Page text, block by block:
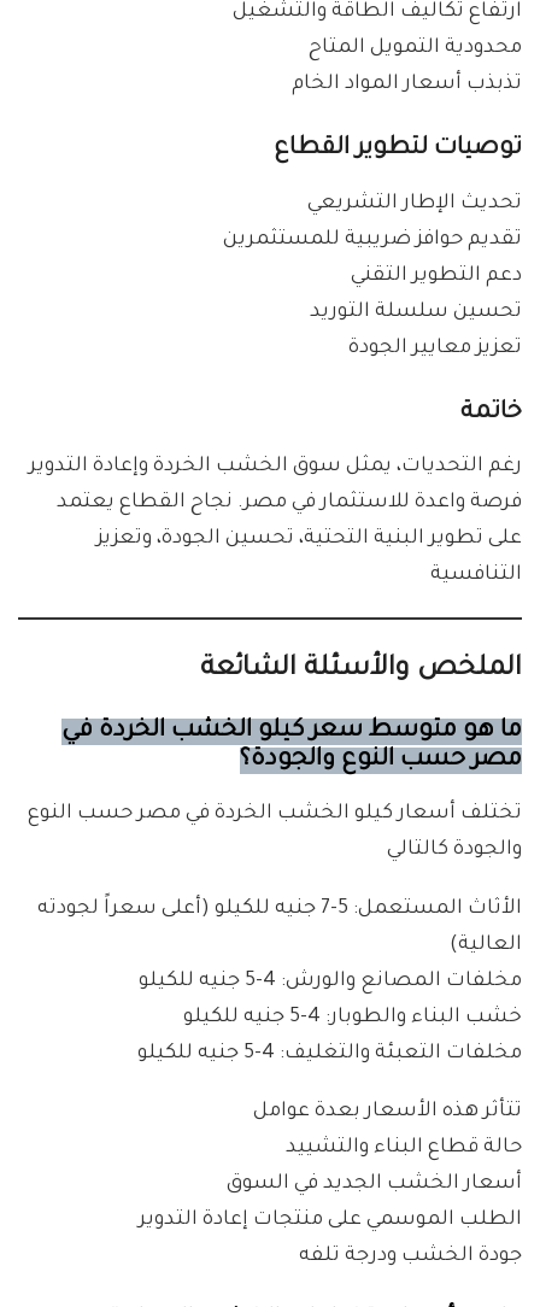
ارتفاع تكاليف الطاقة والتشغيل
محدودية التمويل المتاح
تذبذب أسعار المواد الخام
توصيات لتطوير القطاع
تحديث الإطار التشريعي
تقديم حوافز ضريبية للمستثمرين
دعم التطوير التقني
تحسين سلسلة التوريد
تعزيز معايير الجودة
خاتمة
رغم التحديات، يمثل سوق الخشب الخردة وإعادة التدوير
فرصة واعدة للاستثمار في مصر. نجاح القطاع يعتمد
على تطوير البنية التحتية، تحسين الجودة، وتعزيز
التنافسية
الملخص والأسئلة الشائعة
ما هو متوسط سعر كيلو الخشب الخردة في
مصر حسب النوع والجودة؟
تختلف أسعار كيلو الخشب الخردة في مصر حسب النوع
والجودة كالتالي
الأثاث المستعمل: 5-7 جنيه للكيلو (أعلى سعراً لجودته
العالية)
مخلفات المصانع والورش: 4-5 جنيه للكيلو
خشب البناء والطوبار: 4-5 جنيه للكيلو
مخلفات التعبئة والتغليف: 4-5 جنيه للكيلو
تتأثر هذه الأسعار بعدة عوامل
حالة قطاع البناء والتشييد
أسعار الخشب الجديد في السوق
الطلب الموسمي على منتجات إعادة التدوير
جودة الخشب ودرجة تلفه